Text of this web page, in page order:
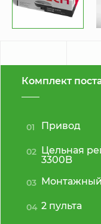
Комплект
01 Привод
02 Цельная
3300B
03
04 2 пульта